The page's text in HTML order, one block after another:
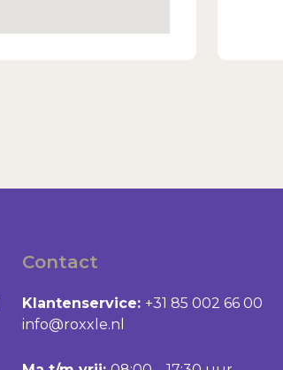
Contact
Klantenservice: +31 85 002 66 00
info@roxxle.nl